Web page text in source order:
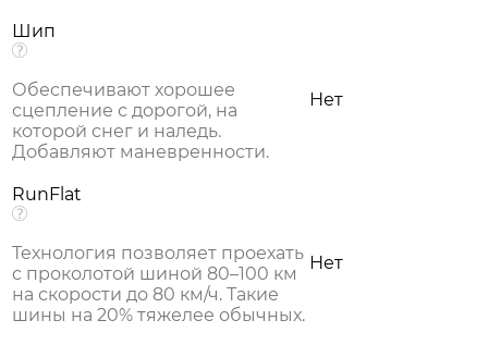
Шип
Обеспечивают хорошее
сцепление с дорогой, на
которой снег и наледь.
Добавляют маневренности.
Нет
RunFlat
Технология позволяет проехать
с проколотой шиной 80–100 км
на скорости до 80 км/ч. Такие
шины на 20% тяжелее обычных.
Нет